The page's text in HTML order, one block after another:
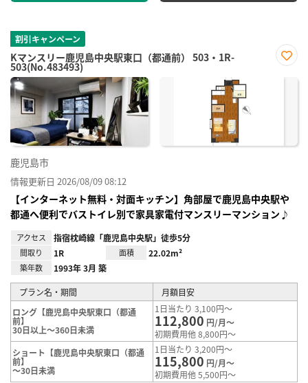
割引キャンペーン
Kマンスリー鹿児島中央駅東口（都通前） 503・1R-
503(No.483493)
に入
鹿児島市
情報更新日 2026/08/09 08:12
【インターネット無料・対面キッチン】角部屋で鹿児島中央駅や
都通へ便利でバストイレ別で家具家電付マンスリーマンション♪
アクセス 指宿枕崎線「鹿児島中央駅」徒歩5分
間取り 1R 面積 22.02m²
築年数 1993年 3月 築
プラン名・期間
月額目安
ロング【鹿児島中央駅東口（都通
前】
30日以上～360日未満
1日当たり 3,100円～
112,800 円/月～
初期費用他 8,800円～
ショート【鹿児島中央駅東口（都通
前】
～30日未満
1日当たり 3,200円～
115,800 円/月～
初期費用他 5,500円～